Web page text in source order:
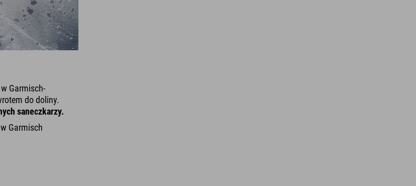
Garmisch-
do doliny.
saneczkarzy.
Garmisch